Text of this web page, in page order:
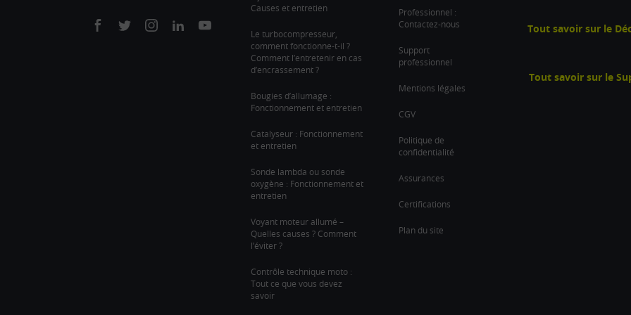
On
On
On
On
On
Causes et entretien
Le turbocompresseur,
comment fonctionne-t-il ?
Comment l’entretenir en cas
d’encrassement ?
Bougies d’allumage :
Fonctionnement et entretien
Catalyseur : Fonctionnement
et entretien
Sonde lambda ou sonde
oxygène : Fonctionnement et
entretien
Voyant moteur allumé –
Quelles causes ? Comment
l’éviter ?
Contrôle technique moto :
Tout ce que vous devez
savoir
Professionnel :
Contactez-nous
Support
professionnel
Mentions légales
CGV
Politique de
confidentialité
Assurances
Certifications
Plan du site
Tout savoir sur le
Tout savoir sur le